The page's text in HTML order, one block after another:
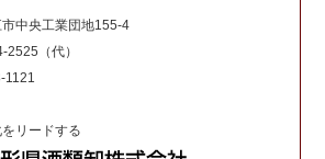
中央工業団地155-4
2525（代）
1121
リードする